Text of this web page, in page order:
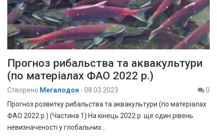
Прогноз рибальства та аквакультури
(по матеріалах ФАО 2022 р.)
Створено Мегалодон - 08.03.2023
0
Прогноз розвитку рибальства та аквакультури (по матеріалах
ФАО 2022 р.) (Частина 1) На кінець 2022 р. ще один рівень
невизначеності у глобальних…